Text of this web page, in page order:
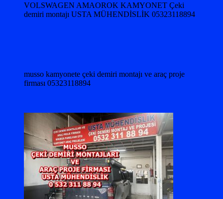
VOLSWAGEN AMAOROK KAMYONET Çeki
demiri montajı USTA MÜHENDİSLİK 05323118894
musso kamyonete çeki demiri montajı ve araç proje
firması 05323118894